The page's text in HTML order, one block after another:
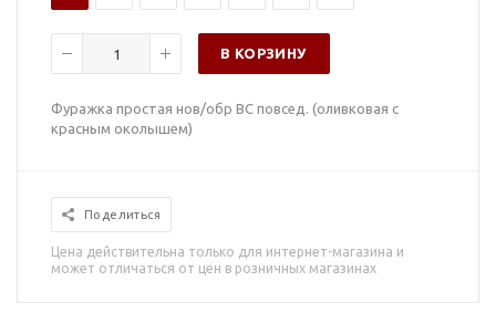
В КОРЗИНУ
Фуражка простая нов/обр ВС повсед. (оливковая с
красным околышем)
Поделиться
Цена действительна только для интернет-магазина и
может отличаться от цен в розничных магазинах